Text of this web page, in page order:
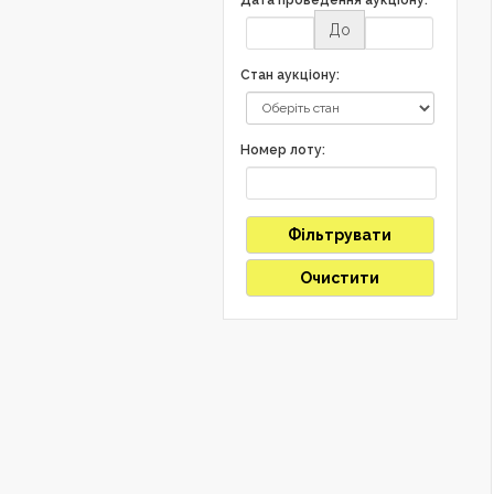
До
Стан аукціону:
Номер лоту:
Фільтрувати
Очистити